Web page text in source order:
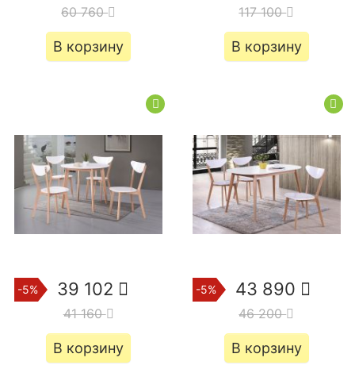
60 760
В корзину
117 100
В корзину
-5% 39 102
41 160
В корзину
-5% 43 890
46 200
В корзину